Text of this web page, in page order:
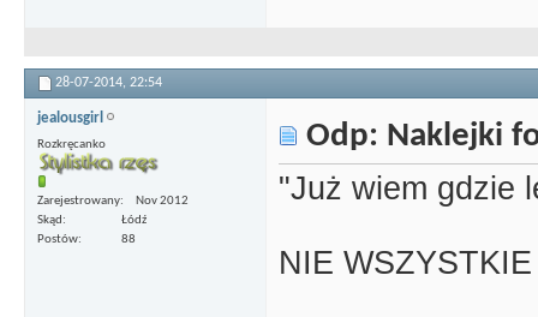
28-07-2014, 22:54
jealousgirl
Rozkręcanko
Zarejestrowany
Nov 2012
Skąd
Łódź
Postów
88
Odp: Naklejki
"Już wiem gdzie
NIE